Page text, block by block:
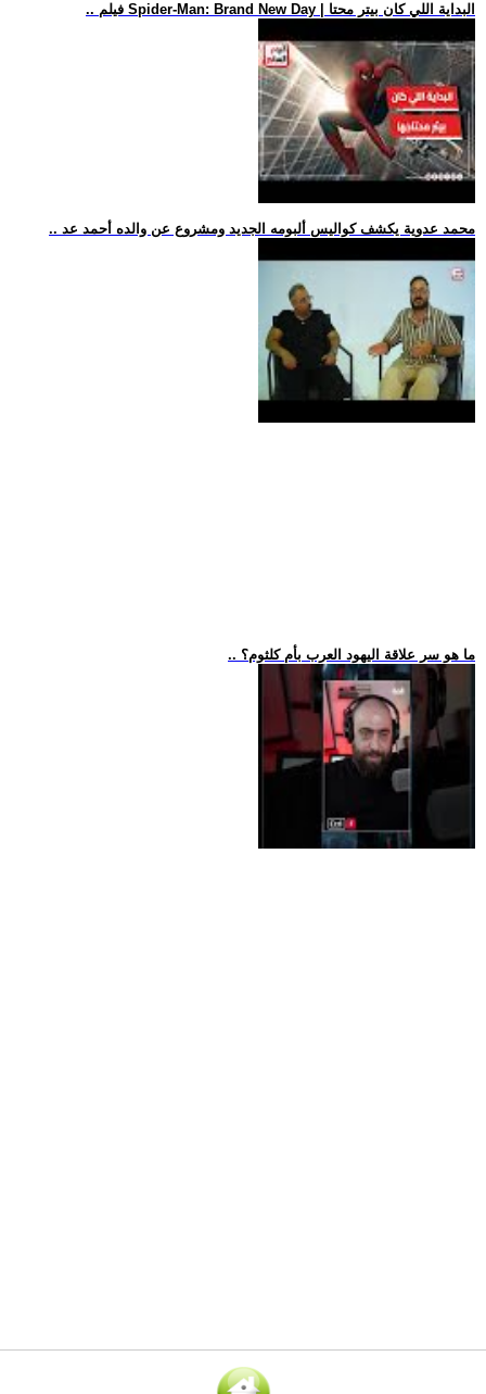
.. فيلم Spider-Man: Brand New Day | البداية اللي كان بيتر محتا
.. محمد عدوية يكشف كواليس ألبومه الجديد ومشروع عن والده أحمد عد
.. ما هو سر علاقة اليهود العرب بأم كلثوم؟